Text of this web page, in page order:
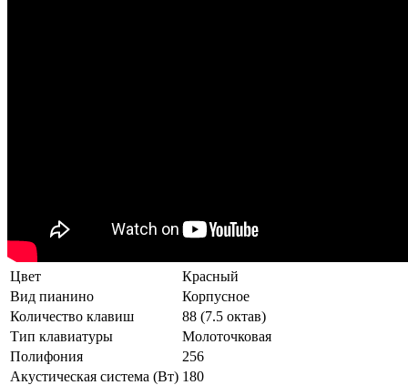
Цвет
Красный
Вид пианино
Корпусное
Количество клавиш
88 (7.5 октав)
Тип клавиатуры
Молоточковая
Полифония
256
Акустическая система (Вт) 180